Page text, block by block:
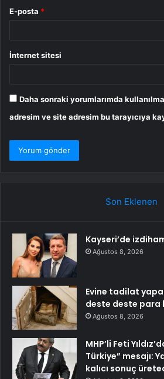
E-posta *
İnternet sitesi
Daha sonraki yorumlarımda
adresim ve site adresim bu tarayıcıya
Son Eklenen
Kayseri’de
Ağustos 8, 2026
Evine tadilat
deste deste para
Ağustos 8, 2026
MHP’li Feti
Türkiye” mesajı:
kalıcı sonuç